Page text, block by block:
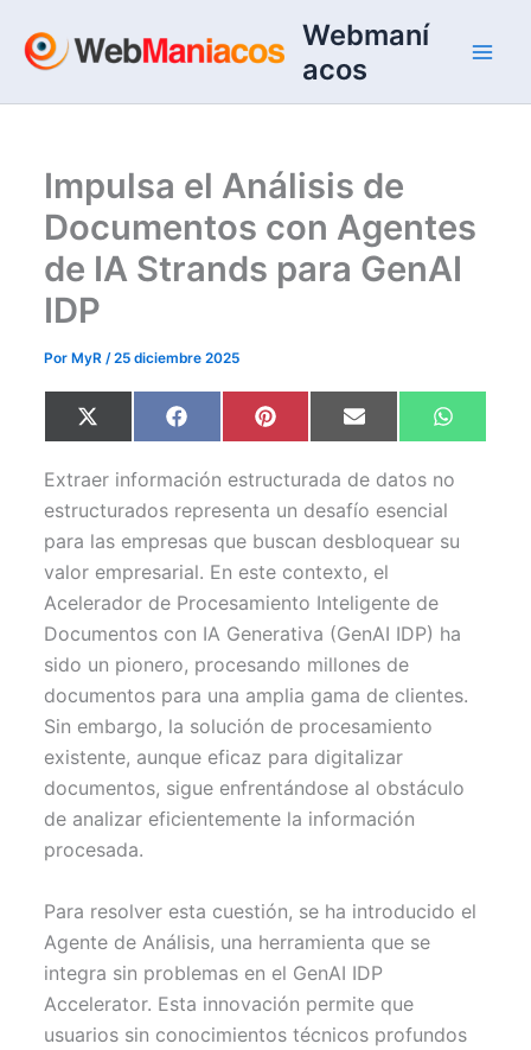
contenido
Webmaní
acos
Impulsa el Análisis de
Documentos con Agentes
de IA Strands para GenAI
IDP
Por MyR/25 diciembre 2025
Compartir
en
X
(
w
i
t
t
e
)
Compartir
en
F
a
e
b
o
o
k
Compartir
en
P
i
t
e
r
e
s
Compartir
en
E
m
i
l
en
W
h
t
s
p
Extraer información estructurada de datos no
estructurados representa un desafío esencial
para las empresas que buscan desbloquear su
valor empresarial. En este contexto, el
Acelerador de Procesamiento Inteligente de
Documentos con IA Generativa (GenAI IDP) ha
sido un pionero, procesando millones de
documentos para una amplia gama de clientes.
Sin embargo, la solución de procesamiento
existente, aunque eficaz para digitalizar
documentos, sigue enfrentándose al obstáculo
de analizar eficientemente la información
procesada.
Para resolver esta cuestión, se ha introducido el
Agente de Análisis, una herramienta que se
integra sin problemas en el GenAI IDP
Accelerator. Esta innovación permite que
usuarios sin conocimientos técnicos profundos